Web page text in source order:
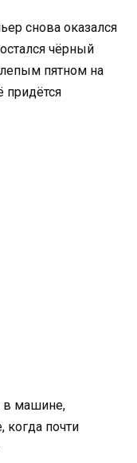
снова оказался
чёрный
пятном на
придётся
в машине,
когда почти